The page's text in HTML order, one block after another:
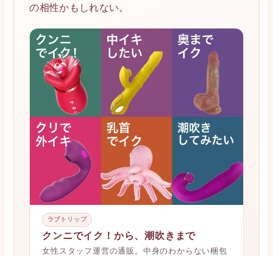
の相性かもしれない。
ラブトリップ
クンニでイク！から、潮吹きまで
女性スタッフ運営の通販。中身のわからない梱包